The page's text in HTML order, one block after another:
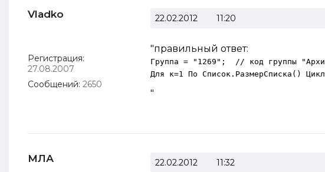
Vladko
Регистрация:
27.08.2007
Сообщений: 2650
22.02.2012 11:20
"правильный ответ:
Группа = "1269";  // код группы
Для к=1 По Список.РазмерСписка()
"
МЛА 22.02.2012 11:32